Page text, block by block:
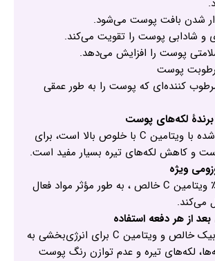
شدن بافت پوست می‌شود.
و شادابی پوست را تقویت می‌کند.
پوست را افزایش می‌دهد.
پوست
کننده‌ای که پوست را به طور عمقی
برندۀ لکه‌های پوست
این محصول، که غنی شده با ویتامین C با خلوص بالا است، برای
و کاهش لکه‌های تیره بسیار مفید است.
فرمول لیپوزومی با ۹۹٪ ویتامین C خالص ، به طور مؤثر مواد فعال
می‌کند.
از هر دفعه استفاده
ترکیبی از اسید اسکوربیک خالص و ویتامین C برای انرژی‌بخشی به
لکه‌های تیره و عدم توازن رنگ پوست